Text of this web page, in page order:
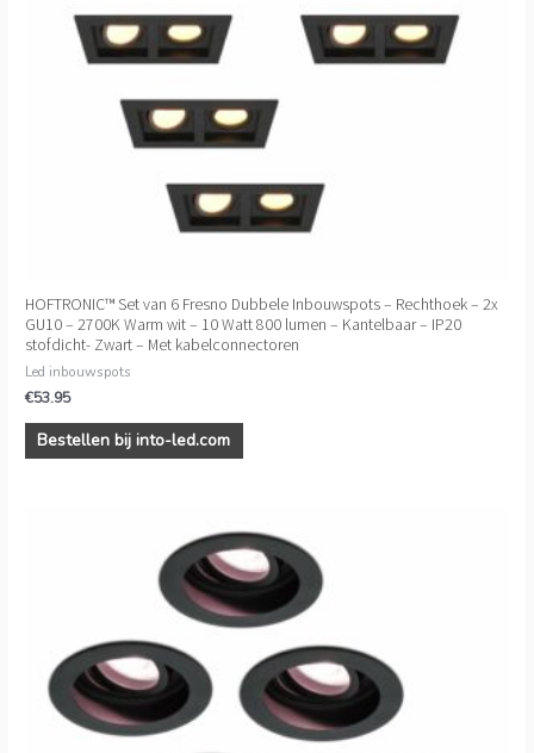
HOFTRONIC™ Set van 6 Fresno Dubbele Inbouwspots – Rechthoek – 2x
GU10 – 2700K Warm wit – 10 Watt 800 lumen – Kantelbaar – IP20
stofdicht- Zwart – Met kabelconnectoren
Led inbouwspots
€53.95
Bestellen bij into-led.com